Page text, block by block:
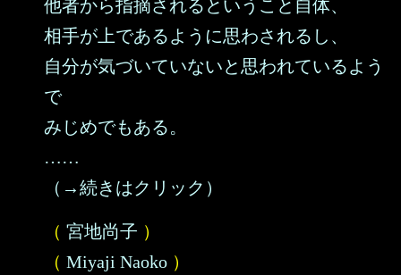
他者から指摘されるということ自体、
相手が上であるように思わされるし、
自分が気づいていないと思われているよう
で
みじめでもある。
……
（→続きはクリック）
（ 宮地尚子 ）
（ Miyaji Naoko ）